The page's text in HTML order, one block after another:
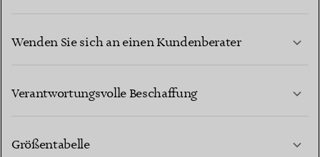
Wenden Sie sich an einen Kundenberater
Verantwortungsvolle Beschaffung
Größentabelle